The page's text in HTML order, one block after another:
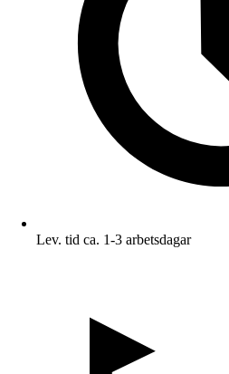
Lev. tid ca. 1-3 arbetsdagar